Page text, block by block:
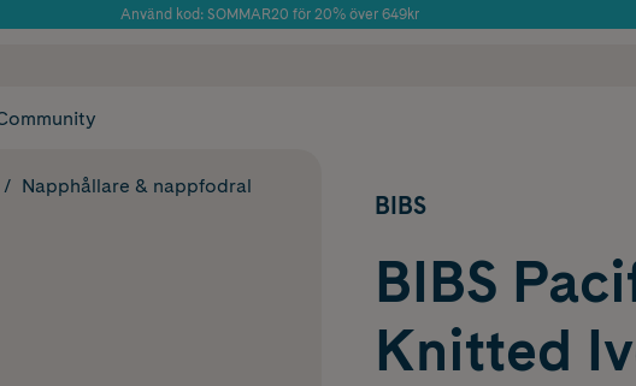
Använd kod: SOMMAR20 för 20% över 649kr
Napphållare & nappfodral
BIBS
BIBS
Knitted